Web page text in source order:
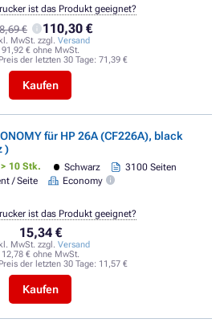
€ 110,30 €
MwSt. zzgl. Versand
91,92 € ohne MwSt.
der letzten 30 Tage: 71,39 €
Kaufen
ist das Produkt geeignet?
für HP 26A (CF226A), black
)
10 Stk. Schwarz
3100 Seiten
/ Seite
Economy
15,34 €
MwSt. zzgl. Versand
12,78 € ohne MwSt.
der letzten 30 Tage: 11,57 €
Kaufen
ist das Produkt geeignet?